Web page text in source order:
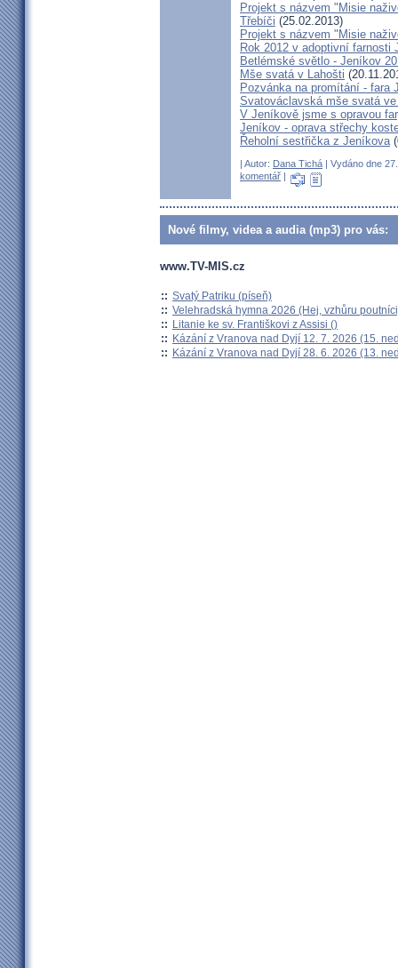
Projekt s názvem "Misie
Třebíči (25.02.2013)
Projekt s názvem "Misie
Rok 2012 v adoptivní farnosti
Betlémské světlo - Jeníkov
Mše svatá v Lahošti
Pozvánka na promítání - fara
Svatováclavská mše svatá
V Jeníkově jsme s opravou
Jeníkov - oprava střechy
Řeholní sestřička z Jeníkova
| Autor: Dana Tichá | Vydáno dne
komentář |
Nové filmy, videa a audia (mp3) pro vás:
www.TV-MIS.cz
:: Svatý Patriku (píseň)
:: Velehradská hymna 2026 (Hej, vzhůru
:: Litanie ke sv. Františkovi z Assisi ()
:: Kázání z Vranova nad Dyjí 12. 7. 2026 (15.
:: Kázání z Vranova nad Dyjí 28. 6. 2026 (13.